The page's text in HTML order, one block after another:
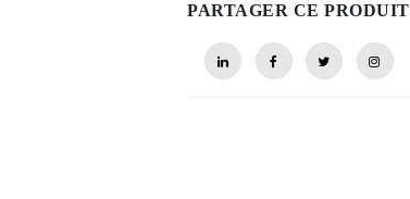
PARTAGER CE PRODUIT